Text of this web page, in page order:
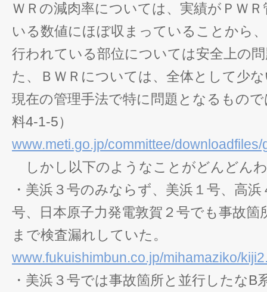
ＷＲの減肉率については、実績がＰＷ
いる数値にほぼ収まっていることから
行われている部位については安全上の
た、ＢＷＲについては、全体として少
現在の管理手法で特に問題となるもの
料4-1-5）
www.meti.go.jp/committee/
しかし以下のようなことがどんどん
・美浜３号のみならず、美浜１号、高
号、日本原子力発電敦賀２号でも事故箇
まで検査漏れしていた。
www.fukuishimbun.co.jp/mihamaziko/
・美浜３号では事故箇所と並行したなB